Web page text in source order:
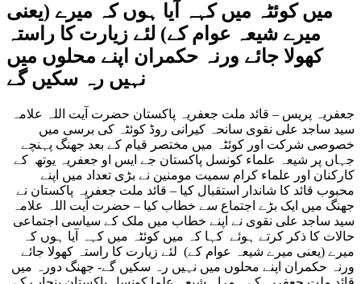
میں کوئٹہ میں کہہ آیا ہوں کہ میرے (یعنی
میرے شیعہ عوام کے) لئے زیارت کا راستہ
کھولا جائے ورنہ حکمران اپنے محلوں میں
نہیں رہ سکیں گے
جعفریہ پریس – قائد ملت جعفریہ پاکستان حضرت آیت اللہ علامہ
سید ساجد علی نقوی سانحہ کیرانی روڈ کوئٹہ کی برسی میں
خصوصی شرکت اور کوئٹہ میں مختصر قیام کے بعد جھنگ پہنچے
جہاں پر شیعہ علماء کونسل پاکستان جے ایس او جعفریہ یوتھ کے
کارکنان اور علماء کرام سمیت مومنین نے بڑی تعداد میں اپنے
محبوب قائد کا شاندار استقبال کیا – قائد ملت جعفریہ پاکستان نے
جھنگ میں ایک بڑے اجتماع سے خطاب کیا – حضرت آیت اللہ علامہ
سید ساجد علی نقوی نے اپنے خطاب میں ملک کے سیاسی اجتماعی
حالات کا ذکر کرتے ہوئے کہا کہ میں کوئٹہ میں کہہ آیا ہوں کہ
میرے (یعنی میرے شیعہ عوام کے) لئے زیارت کا راستہ کھولا جائے
ورنہ حکمران اپنے محلوں میں نہیں رہ سکیں گے- جھنگ دورہ میں